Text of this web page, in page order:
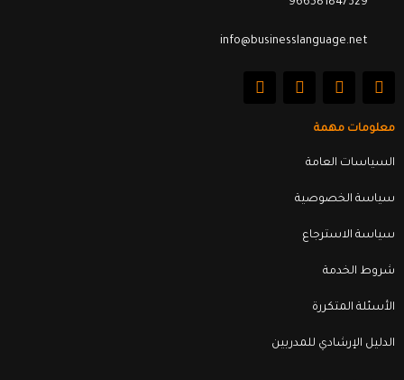
966581847329
info@businesslanguage.net
a
e
b
o
w
t
e
o
i
معلومات مهمة
السياسات العامة
سياسة الخصوصية
سياسة الاسترجاع
شروط الخدمة
الأسئلة المتكررة
الدليل الإرشادي للمدربين